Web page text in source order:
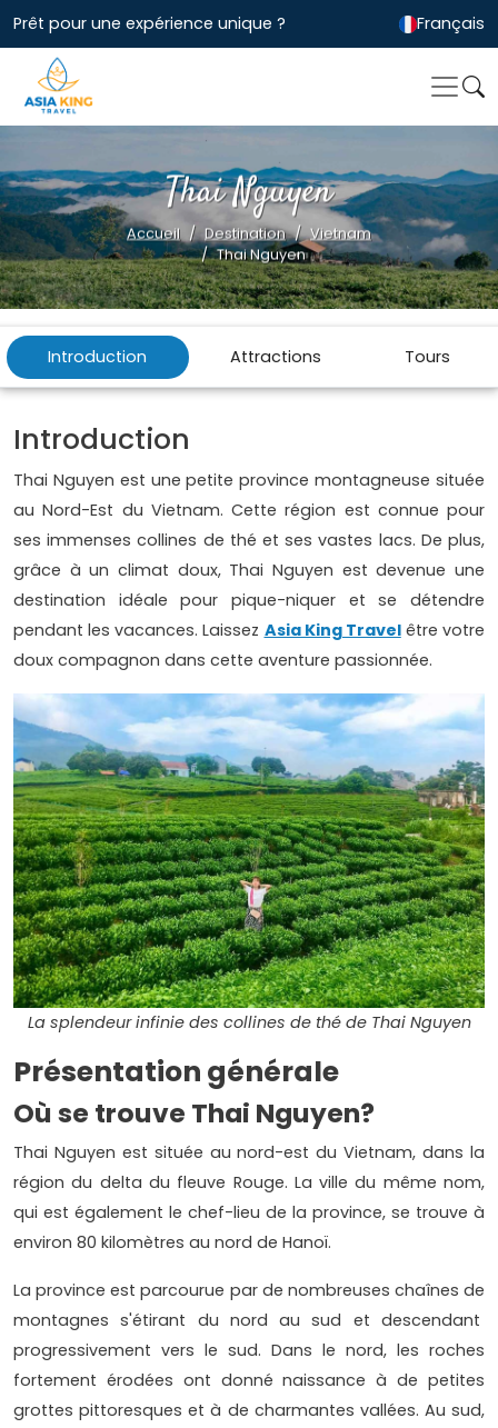
Prêt pour une expérience unique ? Français
Thai Nguyen
Accueil Destination
Vietnam
Thai Nguyen
Introduction Attractions Tours
Introduction
Thai Nguyen est une petite province montagneuse située
au Nord-Est du Vietnam. Cette région est connue pour
ses immenses collines de thé et ses vastes lacs. De plus,
grâce à un climat doux, Thai Nguyen est devenue une
destination idéale pour pique-niquer et se détendre
pendant les vacances. Laissez Asia King Travelêtre votre
doux compagnon dans cette aventure passionnée.
La splendeur infinie des collines de thé de Thai Nguyen
Présentation générale
Où se trouve Thai Nguyen?
Thai Nguyen est située au nord-est du Vietnam, dans la
région du delta du fleuve Rouge. La ville du même nom,
qui est également le chef-lieu de la province, se trouve à
environ 80 kilomètres au nord de Hanoï.
La province est parcourue par de nombreuses chaînes de
montagnes s'étirant du nord au sud et descendant
progressivement vers le sud. Dans le nord, les roches
fortement érodées ont donné naissance à de petites
grottes pittoresques et à de charmantes vallées. Au sud,